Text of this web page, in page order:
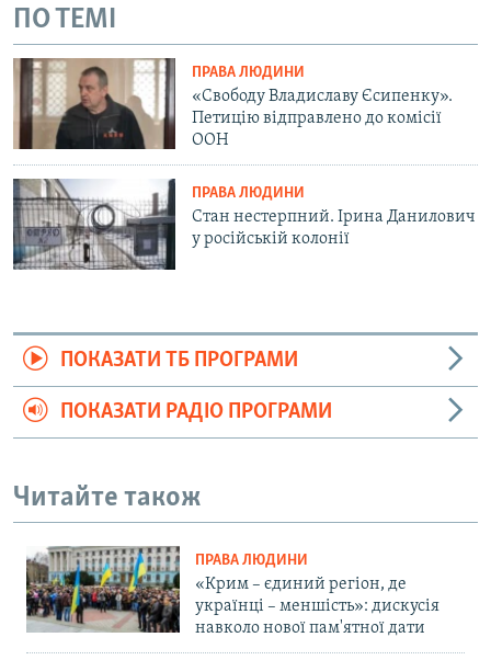
ПО ТЕМІ
ПРАВА ЛЮДИНИ
«Свободу Владиславу Єсипенку».
Петицію відправлено до комісії
ООН
ПРАВА ЛЮДИНИ
Стан нестерпний. Ірина Данилович
у російській колонії
ПОКАЗАТИ ТБ ПРОГРАМИ
ПОКАЗАТИ РАДІО ПРОГРАМИ
Читайте також
ПРАВА ЛЮДИНИ
«Крим – єдиний регіон, де
українці – меншість»: дискусія
навколо нової пам'ятної дати